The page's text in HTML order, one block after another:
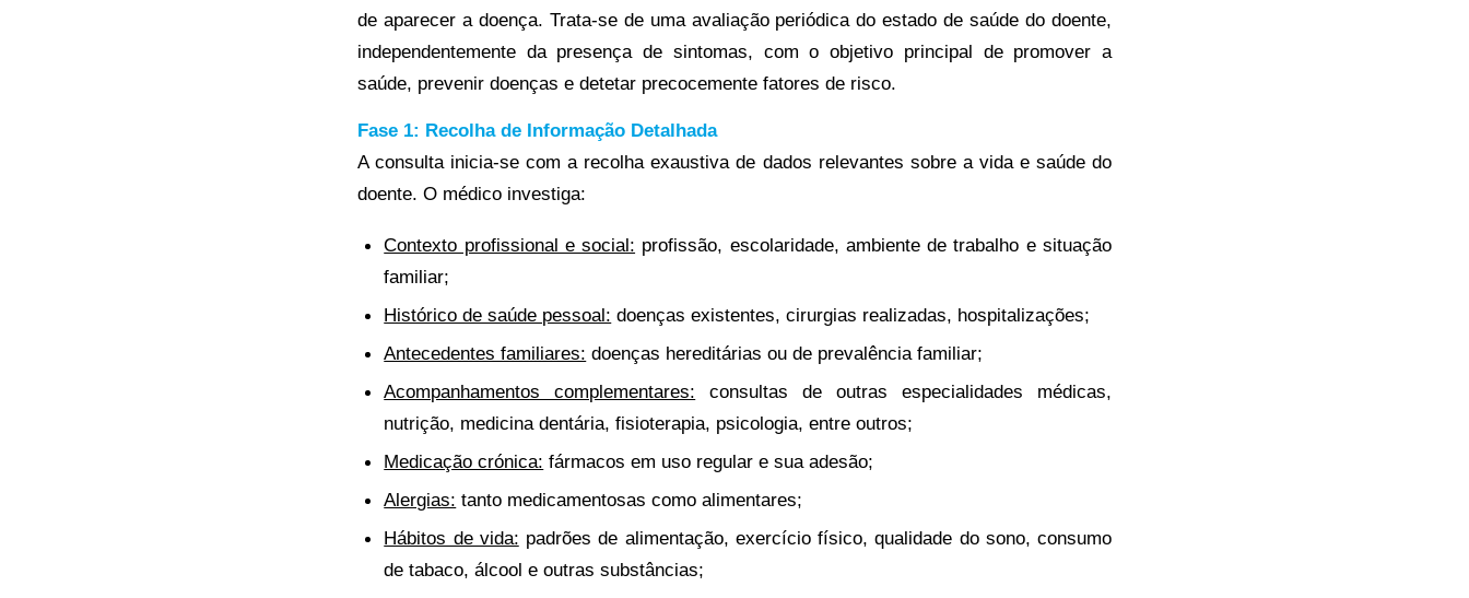
de aparecer a doença. Trata-se de uma avaliação periódica do estado de saúde do doente,
independentemente da presença de sintomas, com o objetivo principal de promover a
saúde, prevenir doenças e detetar precocemente fatores de risco.
Fase 1: Recolha de Informação Detalhada
A consulta inicia-se com a recolha exaustiva de dados relevantes sobre a vida e saúde do
doente. O médico investiga:
Contexto profissional e social: profissão, escolaridade, ambiente de trabalho e situação
familiar;
Histórico de saúde pessoal: doenças existentes, cirurgias realizadas, hospitalizações;
Antecedentes familiares: doenças hereditárias ou de prevalência familiar;
Acompanhamentos complementares: consultas de outras especialidades médicas,
nutrição, medicina dentária, fisioterapia, psicologia, entre outros;
Medicação crónica: fármacos em uso regular e sua adesão;
Alergias: tanto medicamentosas como alimentares;
Hábitos de vida: padrões de alimentação, exercício físico, qualidade do sono, consumo
de tabaco, álcool e outras substâncias;